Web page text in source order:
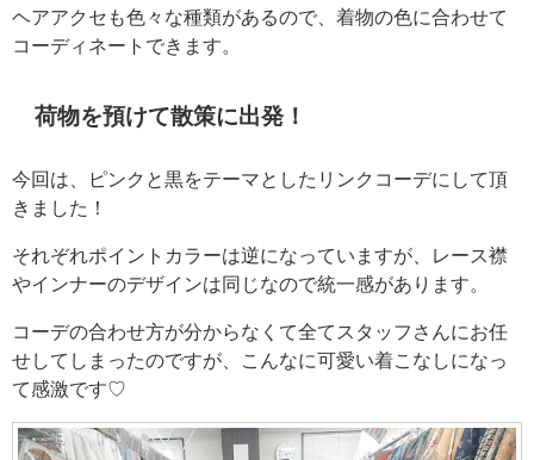
ヘアアクセも色々な種類があるので、着物の色に合わせて
コーディネートできます。
荷物を預けて散策に出発！
今回は、ピンクと黒をテーマとしたリンクコーデにして頂
きました！
それぞれポイントカラーは逆になっていますが、レース襟
やインナーのデザインは同じなので統一感があります。
コーデの合わせ方が分からなくて全てスタッフさんにお任
せしてしまったのですが、こんなに可愛い着こなしになっ
て感激です♡